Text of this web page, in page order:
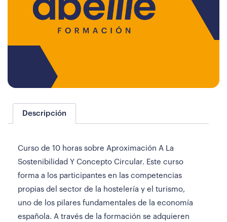
Descripción
Curso de 10 horas sobre Aproximación A La
Sostenibilidad Y Concepto Circular. Este curso
forma a los participantes en las competencias
propias del sector de la hostelería y el turismo,
uno de los pilares fundamentales de la economía
española. A través de la formación se adquieren